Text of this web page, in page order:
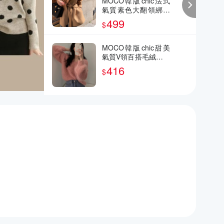
氣質素色大翻領綁帶
收腰顯瘦毛呢大衣外
套
$499
MOCO韓版chic甜美
氣質V領百搭毛絨感柔
軟毛海毛毛針織毛衣
$416